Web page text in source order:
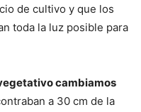
de cultivo y que los
toda la luz posible para
cambiamos
a 30 cm de la